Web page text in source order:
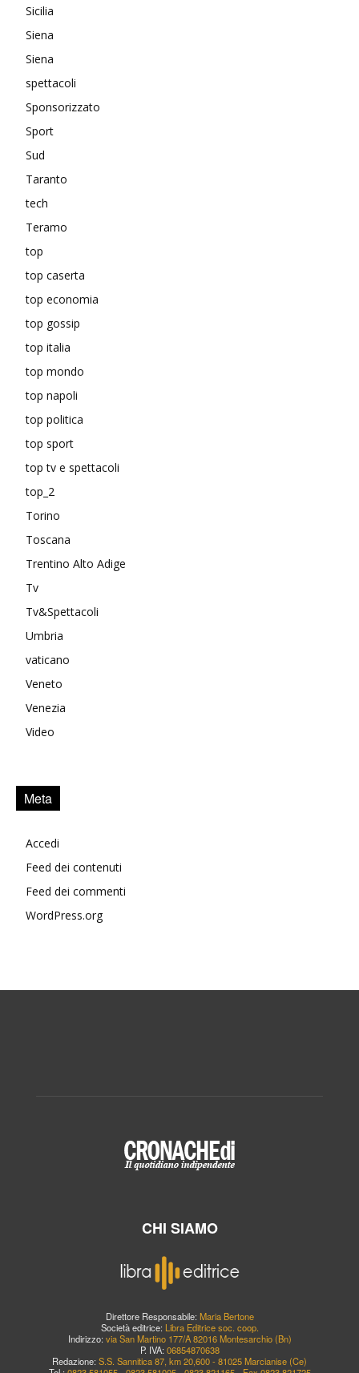
Sicilia
Siena
Siena
spettacoli
Sponsorizzato
Sport
Sud
Taranto
tech
Teramo
top
top caserta
top economia
top gossip
top italia
top mondo
top napoli
top politica
top sport
top tv e spettacoli
top_2
Torino
Toscana
Trentino Alto Adige
Tv
Tv&Spettacoli
Umbria
vaticano
Veneto
Venezia
Video
Meta
Accedi
Feed dei contenuti
Feed dei commenti
WordPress.org
CHI SIAMO
Direttore Responsabile: Maria Bertone
Società editrice: Libra Editrice soc. coop.
Indirizzo: via San Martino 177/A 82016 Montesarchio (Bn)
P. IVA: 06854870638
Redazione: S.S. Sannitica 87, km 20,600 - 81025 Marcianise (Ce)